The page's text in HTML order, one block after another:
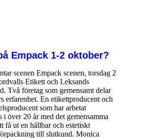
Empack 1-2 oktober?
scenen Empack scenen, torsdag 2
Etikett och Leksands
Två företag som gemensamt delar
erfarenhet. En etikettproducent och
som har arbetat
i över 20 år med det gemensamma
få ut en hållbar och estetiskt
till slutkund. Monica